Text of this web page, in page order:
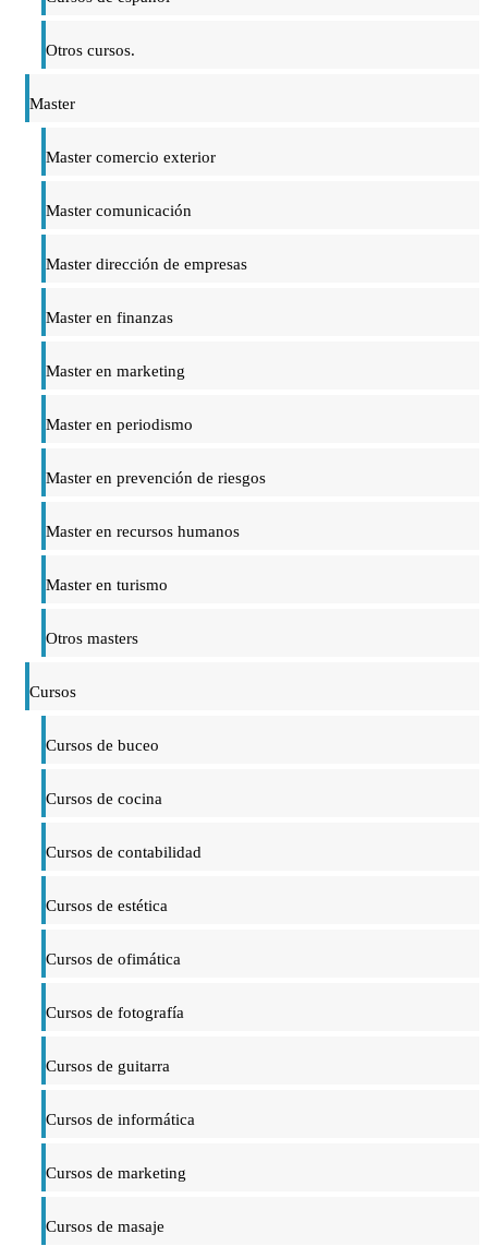
Otros cursos.
Master
Master comercio exterior
Master comunicación
Master dirección de empresas
Master en finanzas
Master en marketing
Master en periodismo
Master en prevención de riesgos
Master en recursos humanos
Master en turismo
Otros masters
Cursos
Cursos de buceo
Cursos de cocina
Cursos de contabilidad
Cursos de estética
Cursos de ofimática
Cursos de fotografía
Cursos de guitarra
Cursos de informática
Cursos de marketing
Cursos de masaje